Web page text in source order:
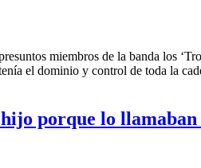
miembros de la banda los
el dominio y control de toda la
porque lo llamaban